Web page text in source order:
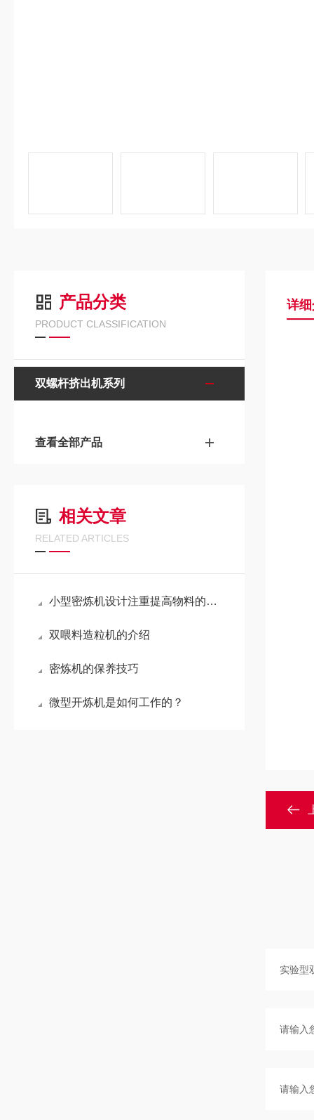
产品分类
PRODUCT CLASSIFICATION
双螺杆挤出机系列
查看全部产品
相关文章
RELATED ARTICLES
小型密炼机设计注重提高物料的混合效率
双喂料造粒机的介绍
密炼机的保养技巧
微型开炼机是如何工作的？
详